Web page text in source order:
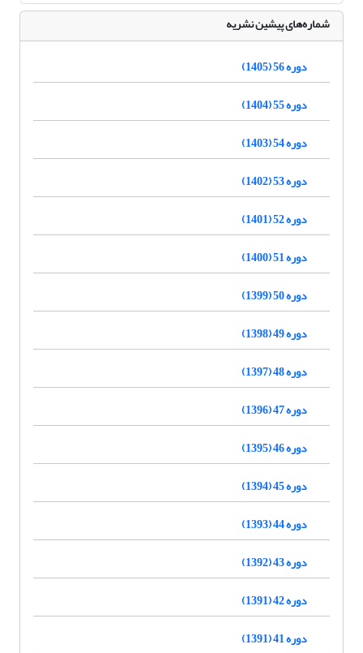
شماره‌های پیشین نشریه
دوره 56 (1405)
دوره 55 (1404)
دوره 54 (1403)
دوره 53 (1402)
دوره 52 (1401)
دوره 51 (1400)
دوره 50 (1399)
دوره 49 (1398)
دوره 48 (1397)
دوره 47 (1396)
دوره 46 (1395)
دوره 45 (1394)
دوره 44 (1393)
دوره 43 (1392)
دوره 42 (1391)
دوره 41 (1391)